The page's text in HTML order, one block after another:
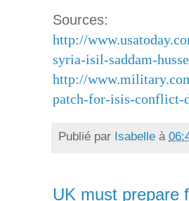
Sources:
http://
syria-isil-saddam-
http://
patch-for-isis-conflict-
Publié par Isabelle à
UK must prepare